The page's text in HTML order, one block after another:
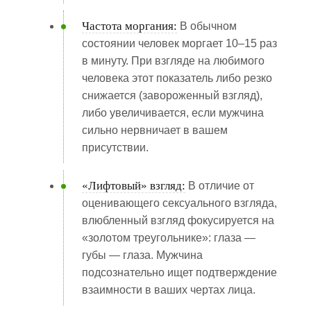
Частота моргания: В обычном
состоянии человек моргает 10–15 раз
в минуту. При взгляде на любимого
человека этот показатель либо резко
снижается (завороженный взгляд),
либо увеличивается, если мужчина
сильно нервничает в вашем
присутствии.
«Лифтовый» взгляд: В отличие от
оценивающего сексуального взгляда,
влюбленный взгляд фокусируется на
«золотом треугольнике»: глаза —
губы — глаза. Мужчина
подсознательно ищет подтверждение
взаимности в ваших чертах лица.